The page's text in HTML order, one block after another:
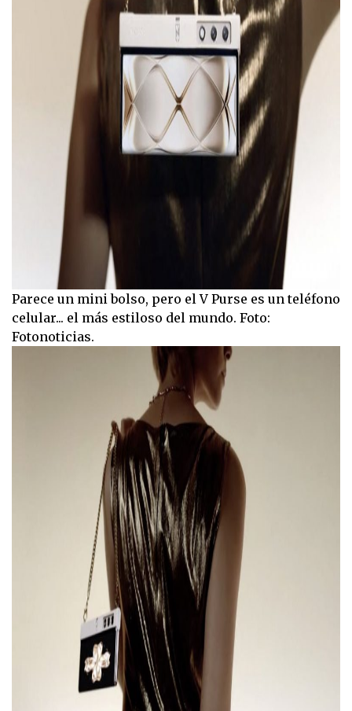
Parece un mini bolso, pero el V Purse es un teléfono
celular... el más estiloso del mundo. Foto:
Fotonoticias.